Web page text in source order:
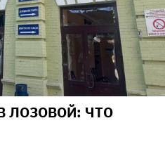
ЛОЗОВОЙ: ЧТО